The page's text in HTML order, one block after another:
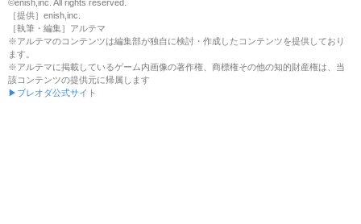
©enish,inc. All rights reserved.
［提供］enish,inc.
［執筆・編集］アルテマ
※アルテマのコンテンツは編集部が独自に検討・作成したコンテンツを提供しており
ます。
※アルテマに掲載しているゲーム内画像の著作権、商標権その他の知的財産権は、当
該コンテンツの提供元に帰属します
▶ブレオダ公式サイト